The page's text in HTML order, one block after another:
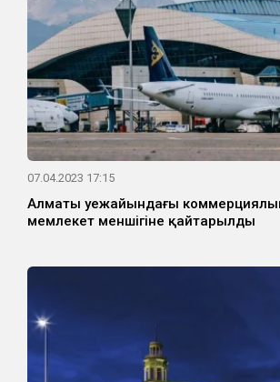
07.04.2023 17:15
Алматы әуежайындағы
мемлекет меншігіне қайтарылды